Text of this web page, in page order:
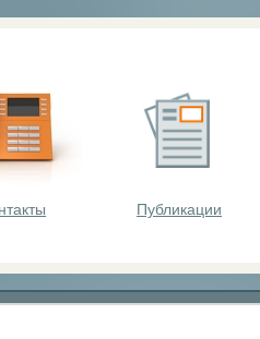
Публикации